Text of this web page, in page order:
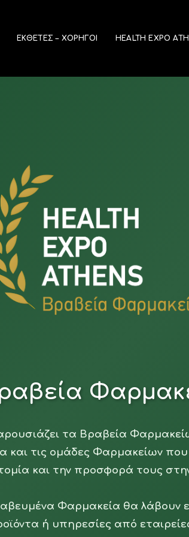
ΕΚΘΕΤΕΣ – ΧΟΡΗΓΟΙ HEALTH EXPO
τα Βραβεία
και τις ομάδες Φαρμακείων
και την προσφορά τους
Φαρμακεία θα λάβουν
ή υπηρεσίες από